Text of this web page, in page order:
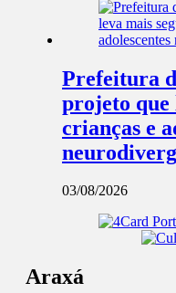
Prefeitura
projeto que
crianças e
03/08/2026
Araxá